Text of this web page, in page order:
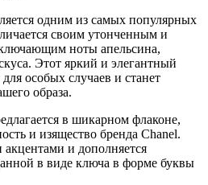
одним из самых популярных
своим утонченным и
ноты апельсина,
Этот яркий и элегантный
особых случаев и станет
образа.
в шикарном флаконе,
и изящество бренда Chanel.
и дополняется
в виде ключа в форме буквы